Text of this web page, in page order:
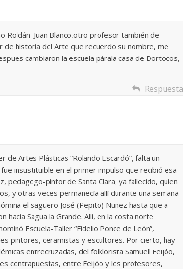
Roldán ,Juan Blanco,otro profesor también de
de historia del Arte que recuerdo su nombre, me
cambiaron la escuela párala casa de Dortocos,
Respuesta
de Artes Plásticas “Rolando Escardó”, falta un
insustituible en el primer impulso que recibió esa
pedagogo-pintor de Santa Clara, ya fallecido, quien
y otras veces permanecía allí durante una semana
el sagüero José (Pepito) Nüñez hasta que a
Sagua la Grande. Allí, en la costa norte
Escuela-Taller “Fidelio Ponce de León”,
pintores, ceramistas y escultores. Por cierto, hay
entrecruzadas, del folklorista Samuell Feijóo,
contrapuestas, entre Feijóo y los profesores,
G. Navarro
Responso por el alma
atormentada de Denís
15 septiembre, 2024